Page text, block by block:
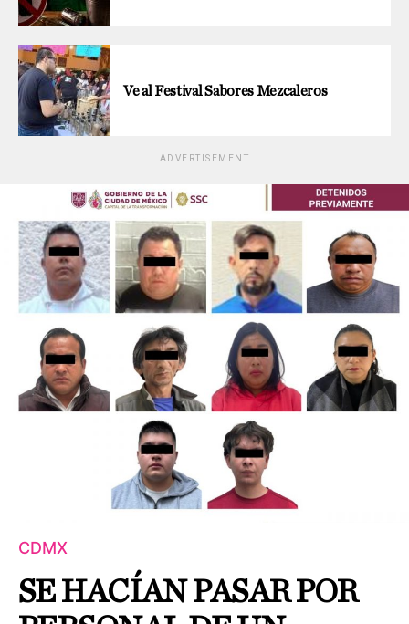
Ve al Festival Sabores Mezcaleros
ADVERTISEMENT
CDMX
SE HACÍAN PASAR POR